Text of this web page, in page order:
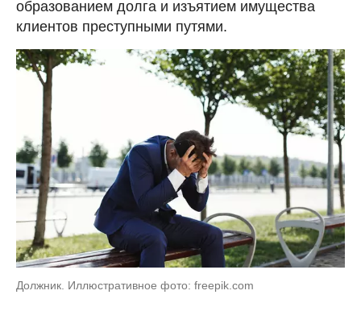
образованием долга и изъятием имущества
клиентов преступными путями.
Должник. Иллюстративное фото: freepik.com